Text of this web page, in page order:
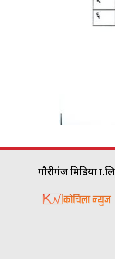
गौरीगंज मिडिया प्रा.लि